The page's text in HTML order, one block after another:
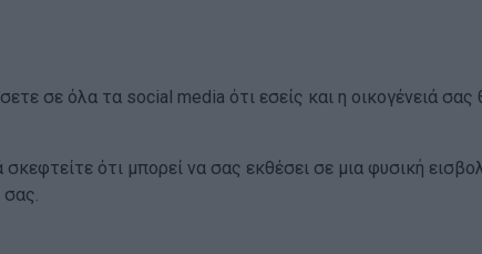
σε όλα τα social media ότι εσείς και η οικογένειά σας
ότι μπορεί να σας εκθέσει σε μια φυσική
σας.